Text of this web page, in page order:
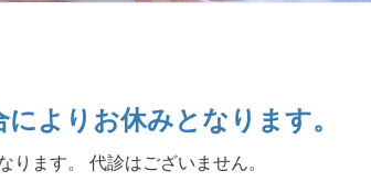
よりお休みとなります。
ります。 代診はございません。